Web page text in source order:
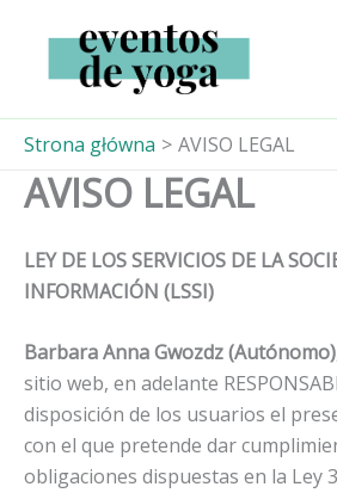
Strona główna AVISO LEGAL
AVISO LEGAL
LEY DE LOS SERVICIOS DE LA
INFORMACIÓN (LSSI)
Barbara Anna Gwozdz (Autónomo)
sitio web, en adelante
disposición de los usuarios el
con el que pretende dar
obligaciones dispuestas en la Ley